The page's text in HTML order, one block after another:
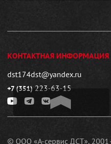
КОНТАКТНАЯ ИНФОРМАЦИЯ
dst174dst@yandex.ru
+7 (351) 223-63-15
© ООО «А-сервис ДСТ»,